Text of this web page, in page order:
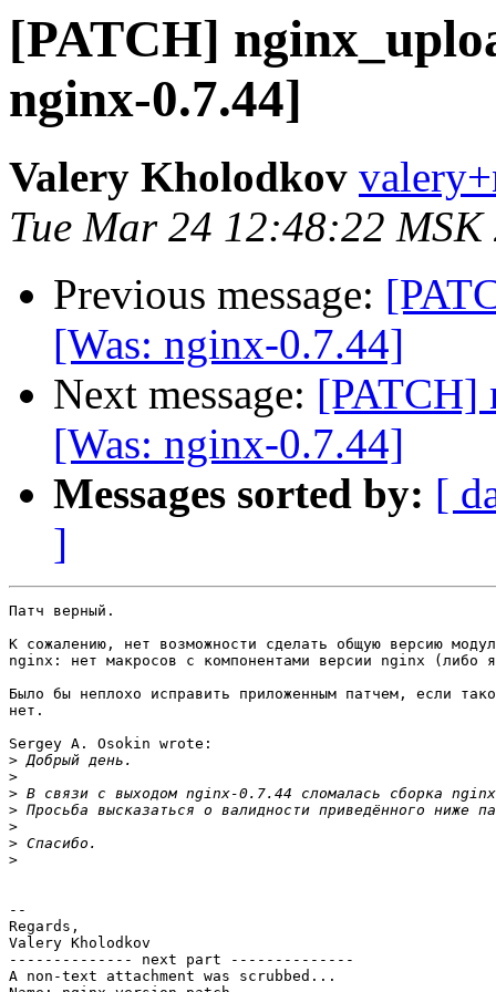
[PATCH]
nginx-0.7.44]
Valery Kholodkov
Tue Mar 24 12:48:22 MSK
Previous message:
[Was: nginx-0.7.44]
Next message: [PATCH]
[Was: nginx-0.7.44]
Messages sorted by: [
]
Патч верный.
К сожалению, нет возможности сделать общую версию
nginx: нет макросов с компонентами версии nginx (либо
Было бы неплохо исправить приложенным патчем, если
нет.
Sergey A. Osokin wrote:
>
>
>
>
>
>
>
--
Regards,
Valery Kholodkov
-------------- next part --------------
A non-text attachment was scrubbed...